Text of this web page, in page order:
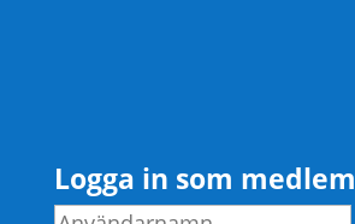
Logga in som medlem